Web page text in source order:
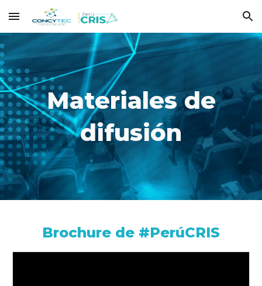
Skip to main content Skip to navigation
Materiales de
difusión
Brochure de #PerúCRIS